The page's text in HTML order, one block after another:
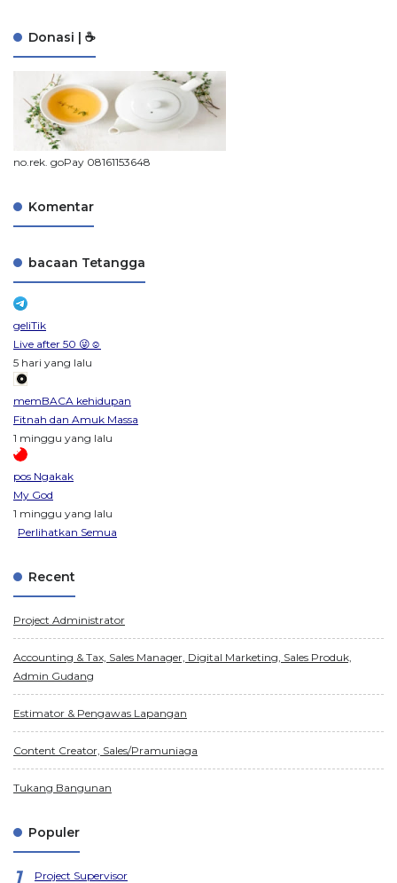
Donasi | ☕
no.rek. goPay 08161153648
Komentar
bacaan Tetangga
geliTik
Live after 50 😜☺️
5 hari yang lalu
memBACA kehidupan
Fitnah dan Amuk Massa
1 minggu yang lalu
pos Ngakak
My God
1 minggu yang lalu
Perlihatkan Semua
Recent
Project Administrator
Accounting & Tax, Sales Manager, Digital Marketing, Sales Produk,
Admin Gudang
Estimator & Pengawas Lapangan
Content Creator, Sales/Pramuniaga
Tukang Bangunan
Populer
Project Supervisor